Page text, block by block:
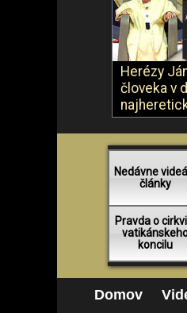
Herézy
človeka v
Nedávne
články
Pravda o cirkvi
koncilu
Domov